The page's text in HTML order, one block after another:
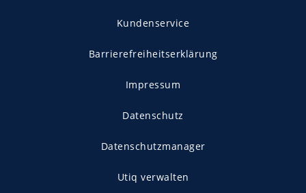
Kundenservice
Barrierefreiheitserklärung
Impressum
Datenschutz
Datenschutzmanager
Utiq verwalten